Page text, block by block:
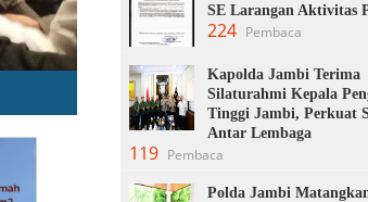
SE Larangan Aktivitas
224 Pembaca
Kapolda Jambi Terima
Silaturahmi Kepala
Tinggi Jambi, Perkuat
Antar Lembaga
119 Pembaca
Polda Jambi